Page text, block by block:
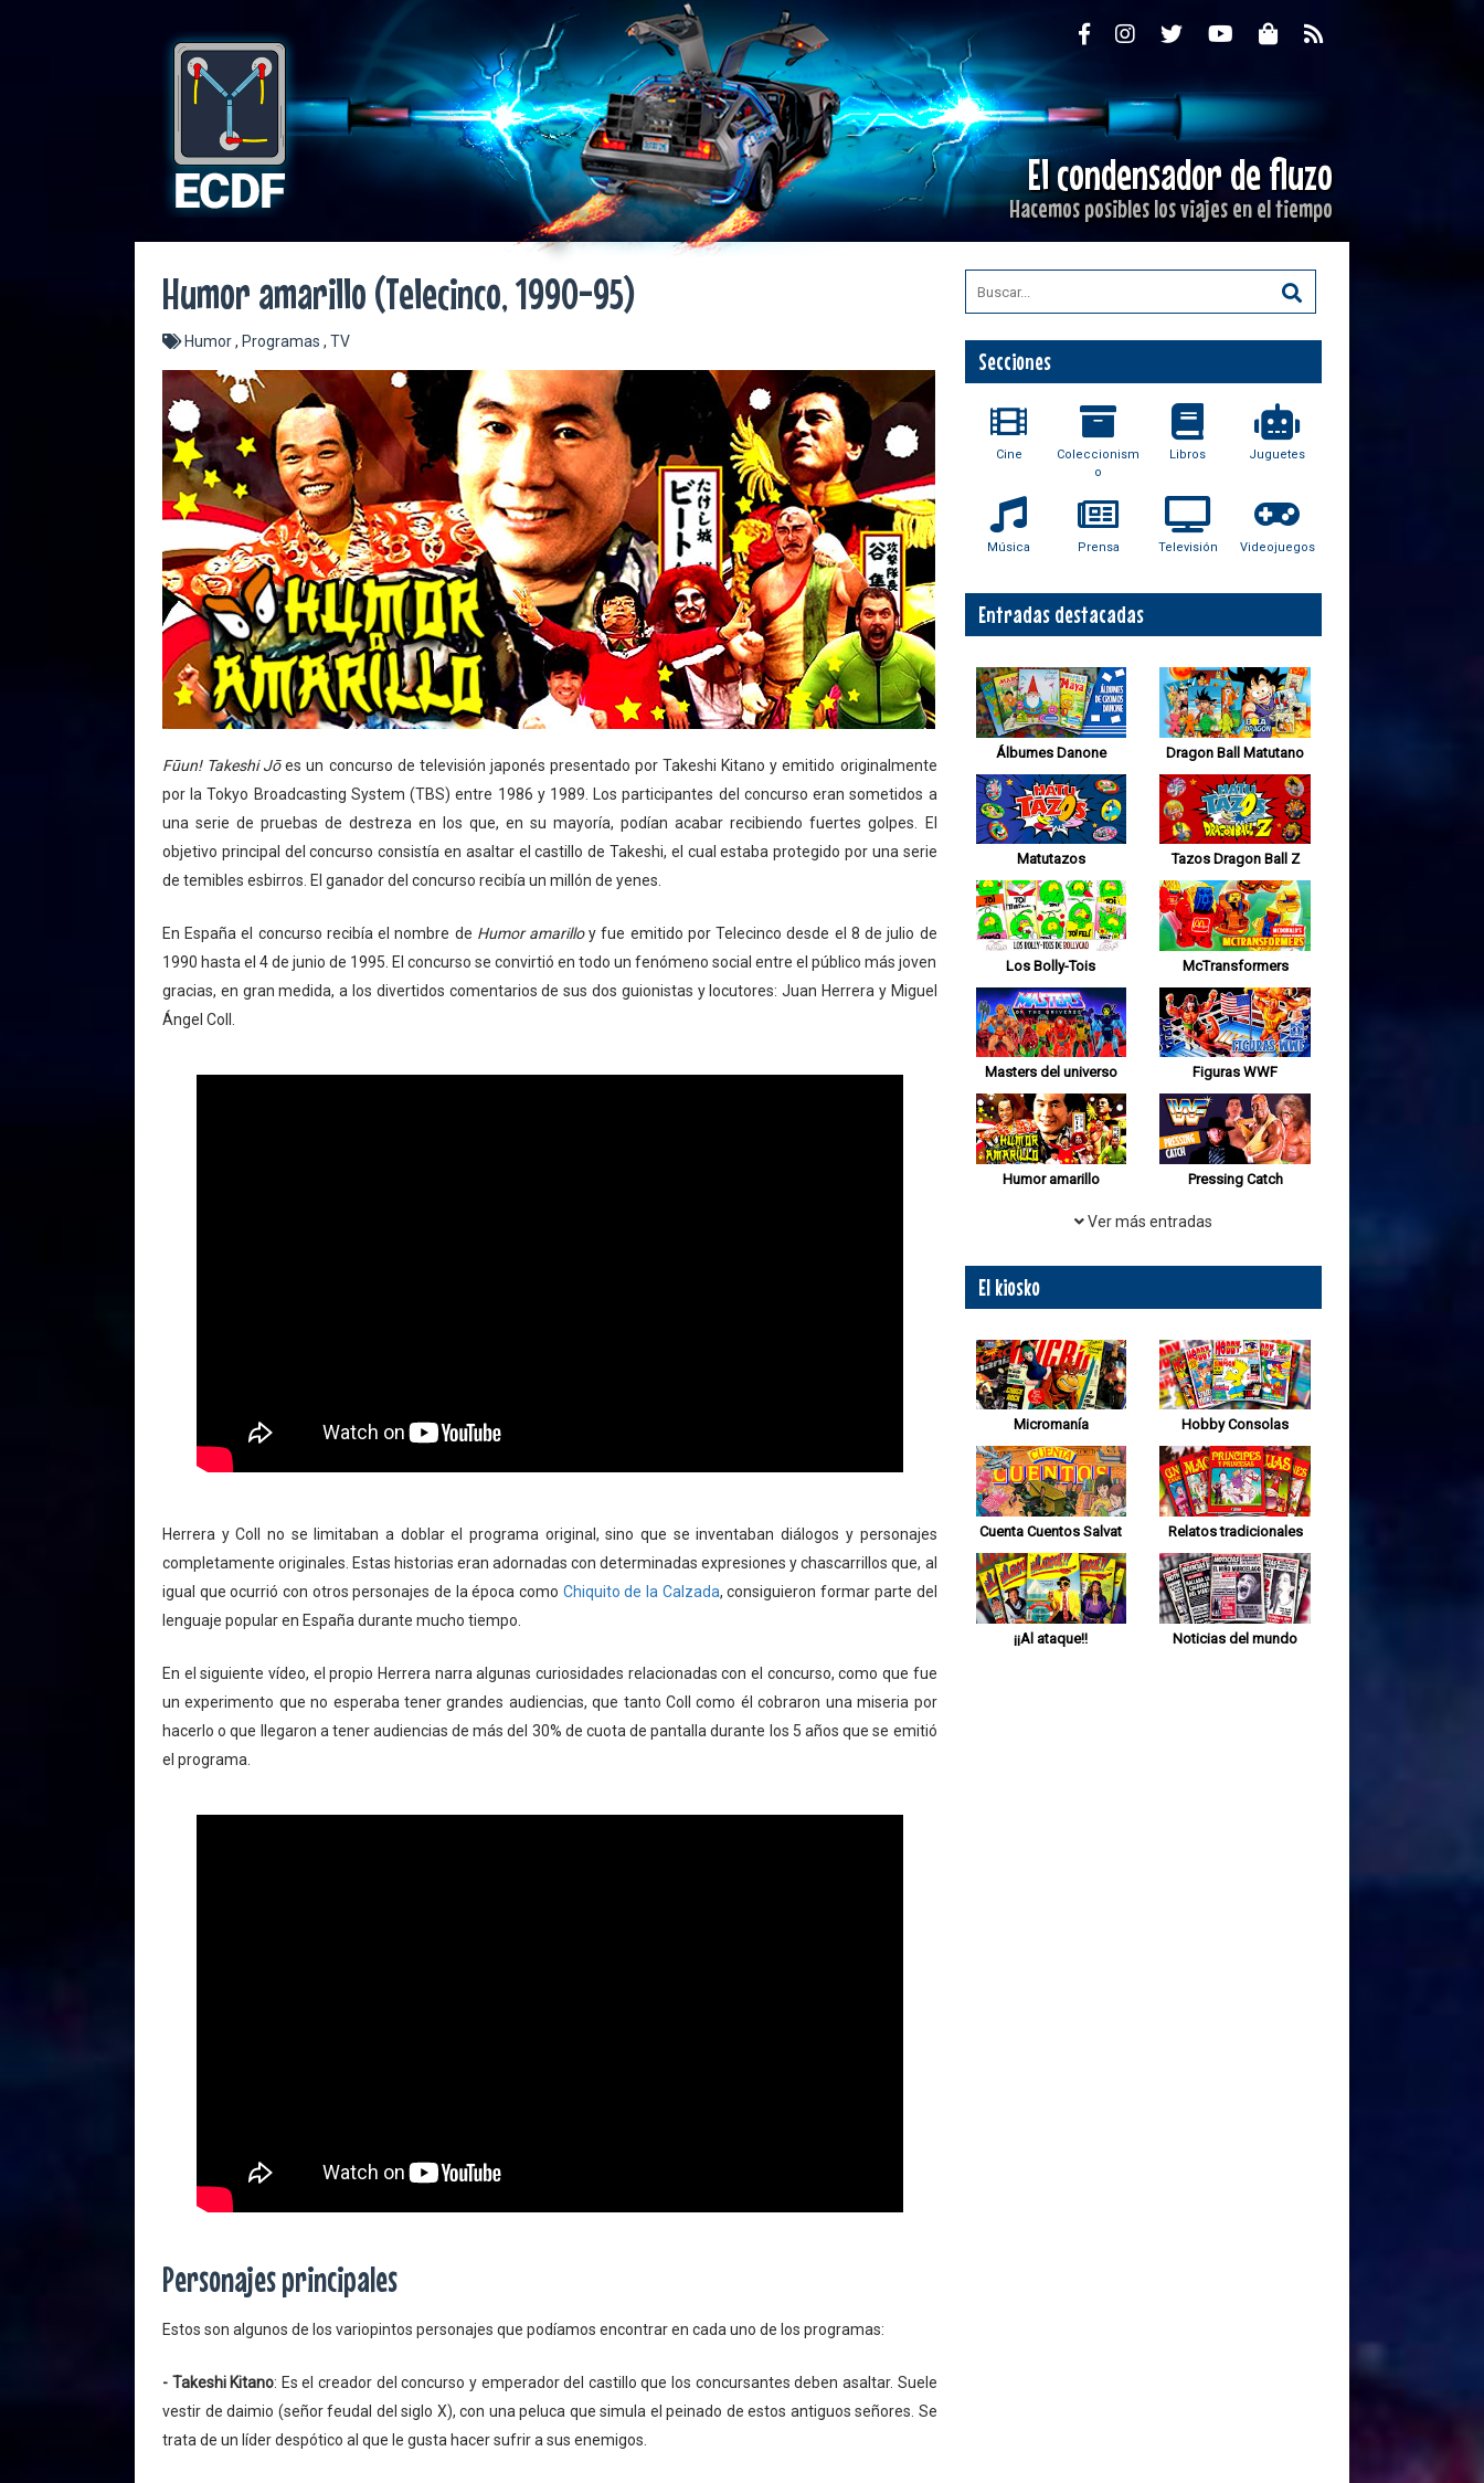
El condensador de fluzo
Hacemos posibles los viajes en el tiempo
Humor amarillo (Telecinco, 1990-95)
Humor, Programas , TV
Fūun! Takeshi Jōes un concurso de televisión japonés presentado por Takeshi Kitano y emitido originalmente
por la Tokyo Broadcasting System (TBS) entre 1986 y 1989. Los participantes del concurso eran sometidos a
una serie de pruebas de destreza en los que, en su mayoría, podían acabar recibiendo fuertes golpes. El
objetivo principal del concurso consistía en asaltar el castillo de Takeshi, el cual estaba protegido por una serie
de temibles esbirros. El ganador del concurso recibía un millón de yenes.
En España el concurso recibía el nombre de Humor amarilloy fue emitido por Telecinco desde el 8 de julio de
1990​ hasta el 4 de junio de 1995. El concurso se convirtió en todo un fenómeno social entre el público más joven
gracias, en gran medida, a los divertidos comentarios de sus dos guionistas y locutores: Juan Herrera y Miguel
Ángel Coll.
Herrera y Coll no se limitaban a doblar el programa original, sino que se inventaban diálogos y personajes
completamente originales. Estas historias eran adornadas con determinadas expresiones y chascarrillos que, al
igual que ocurrió con otros personajes de la época como Chiquito de la Calzada, consiguieron formar parte del
lenguaje popular en España durante mucho tiempo.
En el siguiente vídeo, el propio Herrera narra algunas curiosidades relacionadas con el concurso, como que fue
un experimento que no esperaba tener grandes audiencias, que tanto Coll como él cobraron una miseria por
hacerlo o que llegaron a tener audiencias de más del 30% de cuota de pantalla durante los 5 años que se emitió
el programa.
Personajes principales
Estos son algunos de los variopintos personajes que podíamos encontrar en cada uno de los programas:
- Takeshi Kitano: Es el creador del concurso y emperador del castillo que los concursantes deben asaltar. Suele
vestir de daimio (señor feudal del siglo X), con una peluca que simula el peinado de estos antiguos señores. Se
trata de un líder despótico al que le gusta hacer sufrir a sus enemigos.
Secciones
Cine
Coleccionism
o
Libros Juguetes
Música Prensa Televisión Videojuegos
Entradas destacadas
Álbumes Danone Dragon Ball Matutano
Matutazos Tazos Dragon Ball Z
Los Bolly-Tois McTransformers
Masters del universo Figuras WWF
Humor amarillo Pressing Catch
Ver más entradas
El kiosko
Micromanía Hobby Consolas
Cuenta Cuentos Salvat Relatos tradicionales
¡¡Al ataque!! Noticias del mundo